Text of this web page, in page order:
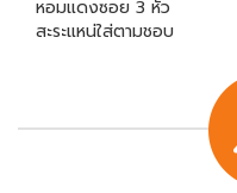
หอมแดงซอย 3 หัว
สะระแหน่ใส่ตามชอบ